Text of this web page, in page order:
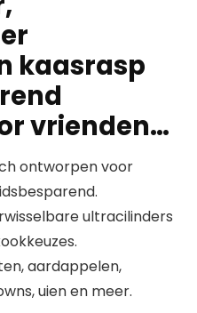
kaasrasp
vrienden…
ontworpen voor
ultracilinders
aardappelen,
uien en meer.